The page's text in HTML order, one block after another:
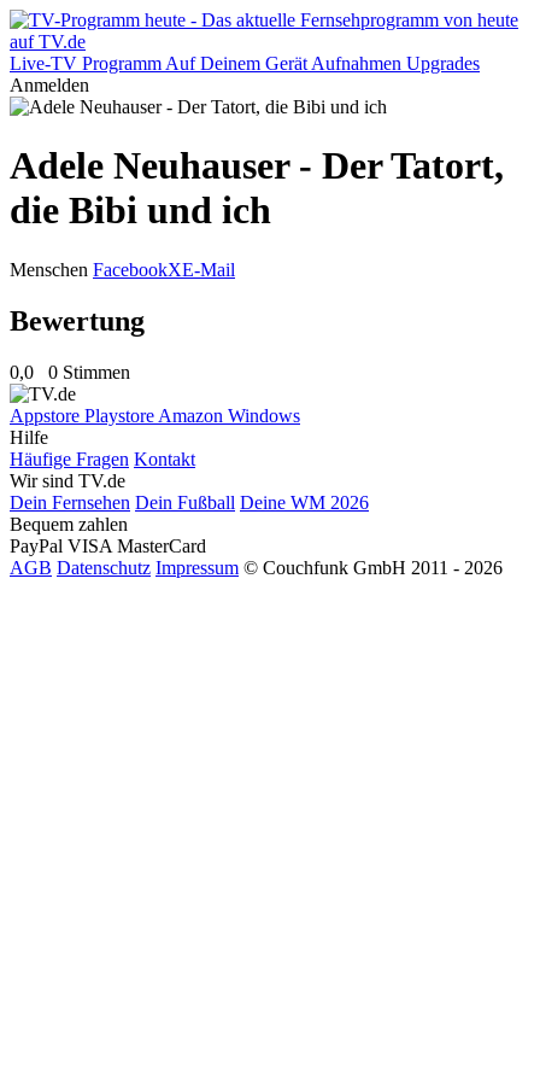
Live-TV Programm Auf Deinem Gerät Aufnahmen Upgrades
Anmelden
Adele Neuhauser - Der Tatort,
die Bibi und ich
Menschen FacebookXE-Mail
Bewertung
0,0 0 Stimmen
Appstore Playstore Amazon Windows
Hilfe
Häufige Fragen Kontakt
Wir sind TV.de
Dein Fernsehen Dein Fußball Deine WM 2026
Bequem zahlen
PayPal VISA MasterCard
AGB Datenschutz Impressum © Couchfunk GmbH 2011 - 2026